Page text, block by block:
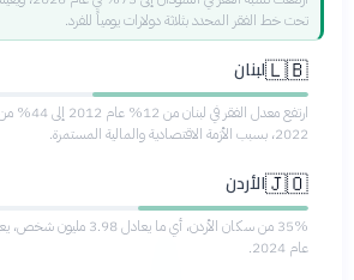
تحت خط الفقر المحدد بثلاثة دولارات يومياً للفرد.
🇱🇧لبنان
ارتفع معدل
2022، بسبب الأزمة الاقتصادية والمالية المستمرة.
🇯🇴الأردن
35% من سكان الأردن، أي ما
عام 2024.